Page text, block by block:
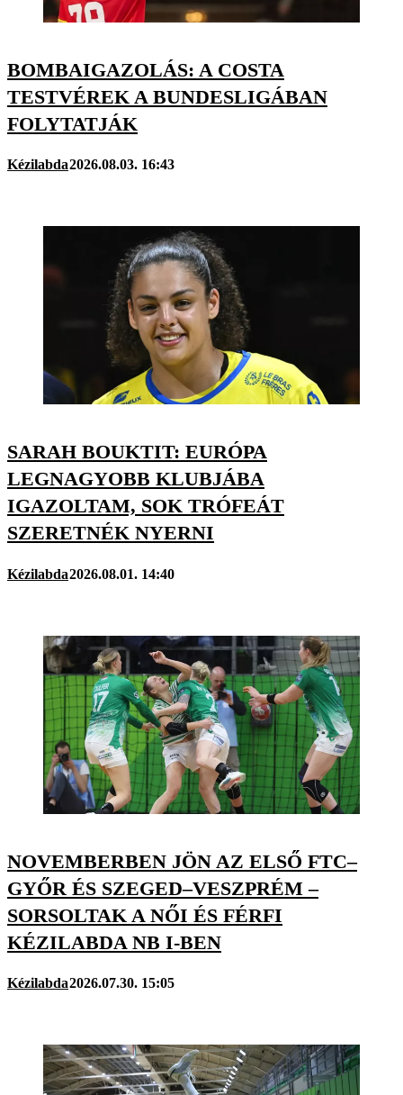
BOMBAIGAZOLÁS: A COSTA
TESTVÉREK A BUNDESLIGÁBAN
FOLYTATJÁK
Kézilabda2026.08.03. 16:43
SARAH BOUKTIT: EURÓPA
LEGNAGYOBB KLUBJÁBA
IGAZOLTAM, SOK TRÓFEÁT
SZERETNÉK NYERNI
Kézilabda2026.08.01. 14:40
NOVEMBERBEN JÖN AZ ELSŐ FTC–
GYŐR ÉS SZEGED–VESZPRÉM –
SORSOLTAK A NŐI ÉS FÉRFI
KÉZILABDA NB I-BEN
Kézilabda2026.07.30. 15:05